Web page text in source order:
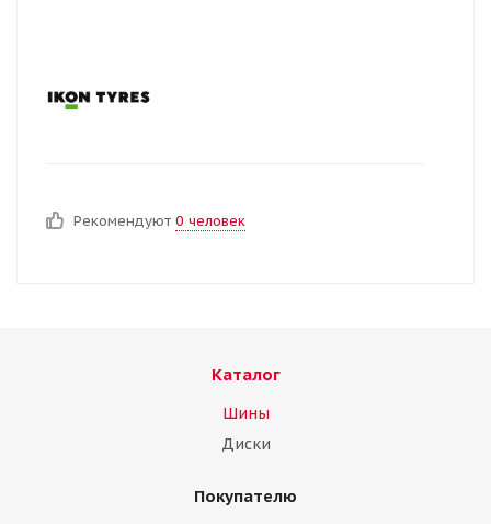
Рекомендуют 0 человек
Каталог
Шины
Диски
Покупателю